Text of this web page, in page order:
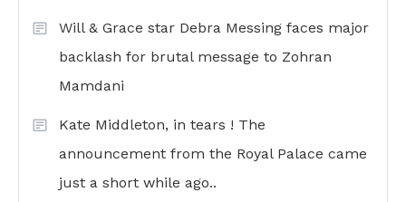
Will & Grace star Debra Messing faces major
backlash for brutal message to Zohran
Mamdani
Kate Middleton, in tears ! The
announcement from the Royal Palace came
just a short while ago..